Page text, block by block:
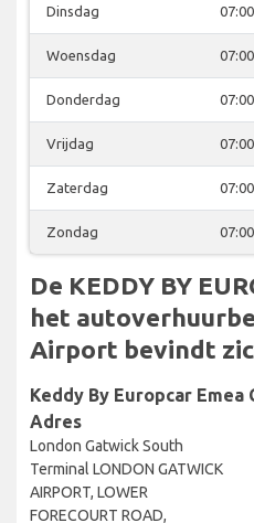
Dinsdag 07:00
Woensdag 07:00
Donderdag 07:00
Vrijdag 07:00
Zaterdag 07:00
Zondag 07:00
De KEDDY BY
het
Airport bevindt
Keddy By Europcar Emea
Adres
London Gatwick South
Terminal LONDON GATWICK
AIRPORT, LOWER
FORECOURT ROAD,